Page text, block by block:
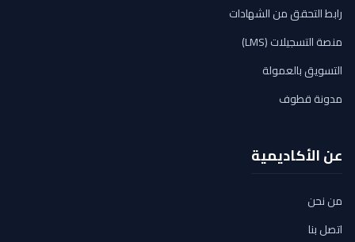
رابط التحقق من الشهادات
منصة التسجيلات (LMS)
التسويق بالعمولة
مدونة قطوف
عن الأكاديمية
من نحن
اتصل بنا